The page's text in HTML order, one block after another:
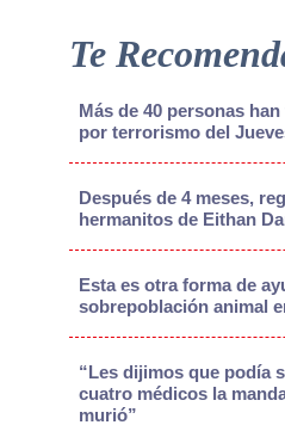
Te
Más de 40 personas
por terrorismo del
Después de 4 meses,
hermanitos de Eithan
Esta es otra forma de
sobrepoblación animal
“Les dijimos que podía
cuatro médicos la
murió”